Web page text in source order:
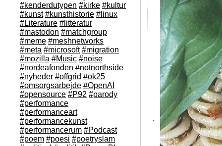
#kenderdutypen #kirke #kultur
#kunst #kunsthistorie #linux
#Literature #litteratur
#mastodon #matchgroup
#meme #meshnetworks
#meta #microsoft #migration
#mozilla #Music #noise
#nordeafonden #notnorthside
#nyheder #offgrid #ok25
#omsorgsarbejde #OpenAI
#opensource #P92 #parody
#performance
#performanceart
#performancekunst
#performancerum #Podcast
#poem #poesi #poetryslam